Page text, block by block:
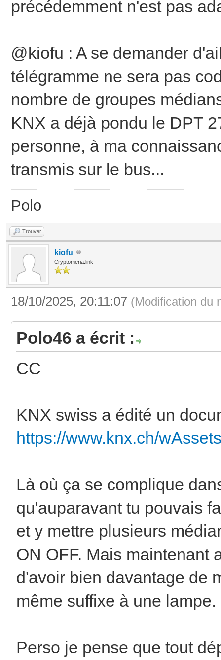
précédemment n'est pas
@kiofu : A se demander
télégramme ne sera pas
nombre de groupes
KNX a déjà pondu le DPT
personne, à ma
transmis sur le bus...
Polo
Trouver
kiofu
Cryptomeria.link
18/10/2025, 20:11:07 (Modification du
Polo46 a écrit :
CC
KNX swiss a édité un
https://www.knx.ch/
Là où ça se complique
qu'auparavant tu pouvais
et y mettre plusieurs
ON OFF. Mais maintenant
d'avoir bien davantage de
même suffixe à une lampe.
Perso je pense que tout